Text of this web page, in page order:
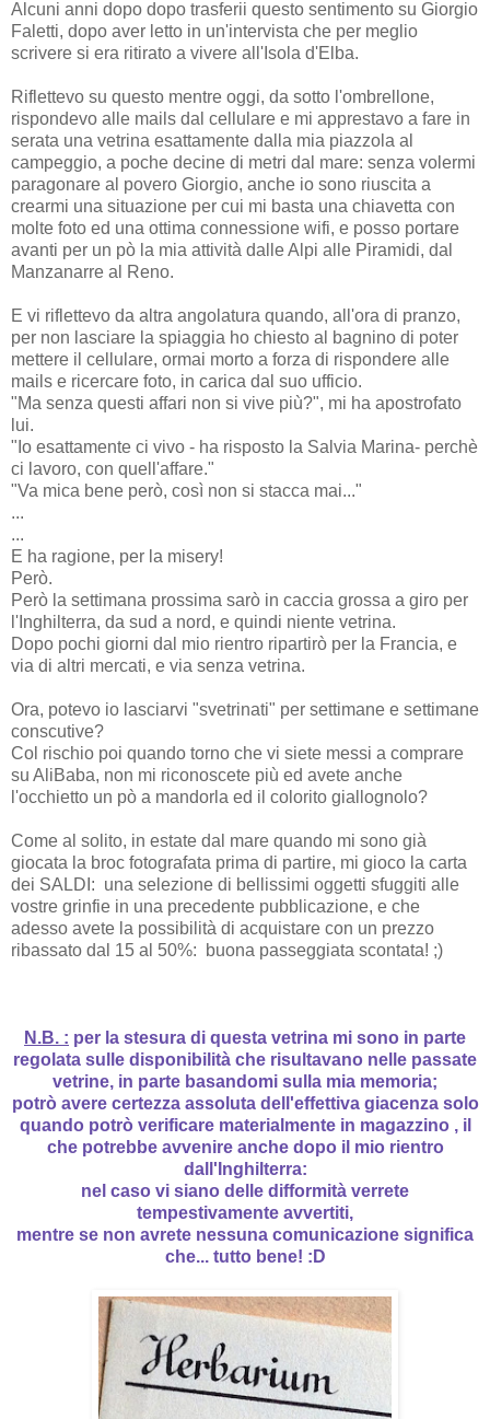
Alcuni anni dopo dopo trasferii questo sentimento su Giorgio
Faletti, dopo aver letto in un'intervista che per meglio
scrivere si era ritirato a vivere all'Isola d'Elba.
Riflettevo su questo mentre oggi, da sotto l'ombrellone,
rispondevo alle mails dal cellulare e mi apprestavo a fare in
serata una vetrina esattamente dalla mia piazzola al
campeggio, a poche decine di metri dal mare: senza volermi
paragonare al povero Giorgio, anche io sono riuscita a
crearmi una situazione per cui mi basta una chiavetta con
molte foto ed una ottima connessione wifi, e posso portare
avanti per un pò la mia attività dalle Alpi alle Piramidi, dal
Manzanarre al Reno.
E vi riflettevo da altra angolatura quando, all'ora di pranzo,
per non lasciare la spiaggia ho chiesto al bagnino di poter
mettere il cellulare, ormai morto a forza di rispondere alle
mails e ricercare foto, in carica dal suo ufficio.
"Ma senza questi affari non si vive più?", mi ha apostrofato
lui.
"Io esattamente ci vivo - ha risposto la Salvia Marina- perchè
ci lavoro, con quell'affare."
"Va mica bene però, così non si stacca mai..."
...
...
E ha ragione, per la misery!
Però.
Però la settimana prossima sarò in caccia grossa a giro per
l'Inghilterra, da sud a nord, e quindi niente vetrina.
Dopo pochi giorni dal mio rientro ripartirò per la Francia, e
via di altri mercati, e via senza vetrina.
Ora, potevo io lasciarvi "svetrinati" per settimane e settimane
conscutive?
Col rischio poi quando torno che vi siete messi a comprare
su AliBaba, non mi riconoscete più ed avete anche
l'occhietto un pò a mandorla ed il colorito giallognolo?
Come al solito, in estate dal mare quando mi sono già
giocata la broc fotografata prima di partire, mi gioco la carta
dei SALDI: una selezione di bellissimi oggetti sfuggiti alle
vostre grinfie in una precedente pubblicazione, e che
adesso avete la possibilità di acquistare con un prezzo
ribassato dal 15 al 50%: buona passeggiata scontata! ;)
N.B. : per la stesura di questa vetrina mi sono in parte
regolata sulle disponibilità che risultavano nelle passate
vetrine, in parte basandomi sulla mia memoria;
potrò avere certezza assoluta dell'effettiva giacenza solo
quando potrò verificare materialmente in magazzino , il
che potrebbe avvenire anche dopo il mio rientro
dall'Inghilterra:
nel caso vi siano delle difformità verrete
tempestivamente avvertiti,
mentre se non avrete nessuna comunicazione significa
che... tutto bene! :D